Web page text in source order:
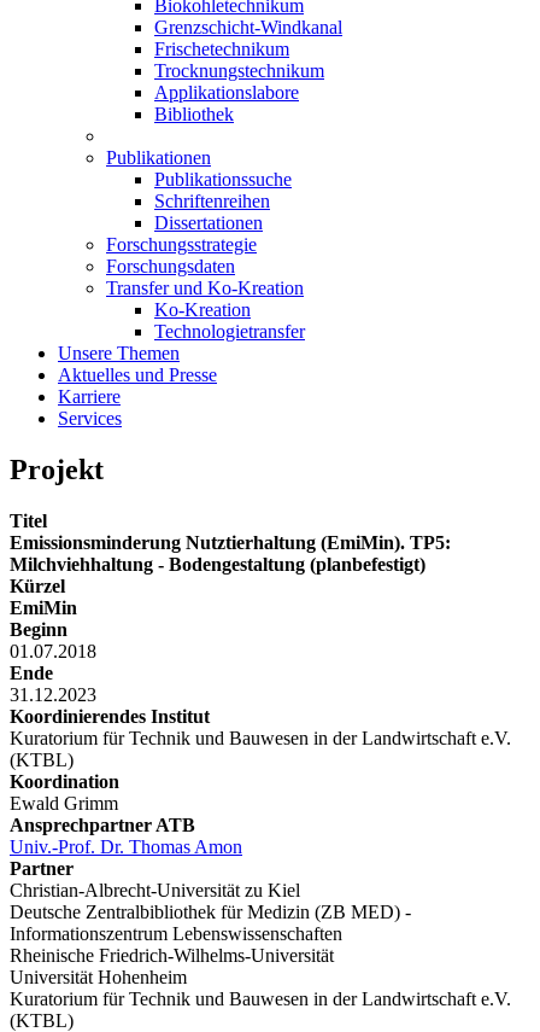
Biokohletechnikum
Grenzschicht-Windkanal
Frischetechnikum
Trocknungstechnikum
Applikationslabore
Bibliothek
Publikationen
Publikationssuche
Schriftenreihen
Dissertationen
Forschungsstrategie
Forschungsdaten
Transfer und Ko-Kreation
Ko-Kreation
Technologietransfer
Unsere Themen
Aktuelles und Presse
Karriere
Services
Projekt
Titel
Emissionsminderung Nutztierhaltung (EmiMin). TP5:
Milchviehhaltung - Bodengestaltung (planbefestigt)
Kürzel
EmiMin
Beginn
01.07.2018
Ende
31.12.2023
Koordinierendes Institut
Kuratorium für Technik und Bauwesen in der Landwirtschaft e.V.
(KTBL)
Koordination
Ewald Grimm
Ansprechpartner ATB
Univ.-Prof. Dr. Thomas Amon
Partner
Christian-Albrecht-Universität zu Kiel
Deutsche Zentralbibliothek für Medizin (ZB MED) -
Informationszentrum Lebenswissenschaften
Rheinische Friedrich-Wilhelms-Universität
Universität Hohenheim
Kuratorium für Technik und Bauwesen in der Landwirtschaft e.V.
(KTBL)